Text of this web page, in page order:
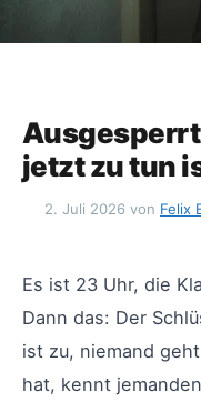
Ausgesperrt
jetzt zu tun
2. Juli 2026 von Felix
Es ist 23 Uhr, die
Dann das: Der
ist zu, niemand
hat, kennt